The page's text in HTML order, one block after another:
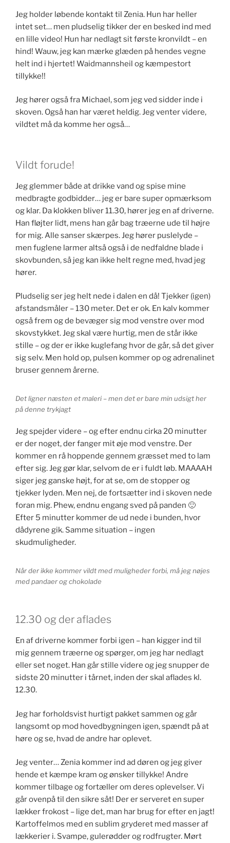
Jeg holder løbende kontakt til Zenia. Hun har heller
intet set… men pludselig tikker der en besked ind med
en lille video! Hun har nedlagt sit første kronvildt – en
hind! Wauw, jeg kan mærke glæden på hendes vegne
helt ind i hjertet! Waidmannsheil og kæmpestort
tillykke!!
Jeg hører også fra Michael, som jeg ved sidder inde i
skoven. Også han har været heldig. Jeg venter videre,
vildtet må da komme her også…
Vildt forude!
Jeg glemmer både at drikke vand og spise mine
medbragte godbidder… jeg er bare super opmærksom
og klar. Da klokken bliver 11.30, hører jeg en af driverne.
Han fløjter lidt, mens han går bag træerne ude til højre
for mig. Alle sanser skærpes. Jeg hører puslelyde –
men fuglene larmer altså også i de nedfaldne blade i
skovbunden, så jeg kan ikke helt regne med, hvad jeg
hører.
Pludselig ser jeg helt nede i dalen en då! Tjekker (igen)
afstandsmåler – 130 meter. Det er ok. En kalv kommer
også frem og de bevæger sig mod venstre over mod
skovstykket. Jeg skal være hurtig, men de står ikke
stille – og der er ikke kuglefang hvor de går, så det giver
sig selv. Men hold op, pulsen kommer op og adrenalinet
bruser gennem årerne.
Det ligner næsten et maleri – men det er bare min udsigt her
på denne trykjagt
Jeg spejder videre – og efter endnu cirka 20 minutter
er der noget, der fanger mit øje mod venstre. Der
kommer en rå hoppende gennem græsset med to lam
efter sig. Jeg gør klar, selvom de er i fuldt løb. MAAAAH
siger jeg ganske højt, for at se, om de stopper og
tjekker lyden. Men nej, de fortsætter ind i skoven nede
foran mig. Phew, endnu engang sved på panden 🙂
Efter 5 minutter kommer de ud nede i bunden, hvor
dådyrene gik. Samme situation – ingen
skudmuligheder.
Når der ikke kommer vildt med muligheder forbi, må jeg nøjes
med pandaer og chokolade
12.30 og der aflades
En af driverne kommer forbi igen – han kigger ind til
mig gennem træerne og spørger, om jeg har nedlagt
eller set noget. Han går stille videre og jeg snupper de
sidste 20 minutter i tårnet, inden der skal aflades kl.
12.30.
Jeg har forholdsvist hurtigt pakket sammen og går
langsomt op mod hovedbygningen igen, spændt på at
høre og se, hvad de andre har oplevet.
Jeg venter… Zenia kommer ind ad døren og jeg giver
hende et kæmpe kram og ønsker tillykke! Andre
kommer tilbage og fortæller om deres oplevelser. Vi
går ovenpå til den sikre såt! Der er serveret en super
lækker frokost – lige det, man har brug for efter en jagt!
Kartoffelmos med en sublim gryderet med masser af
lækkerier i. Svampe, gulerødder og rodfrugter. Mørt